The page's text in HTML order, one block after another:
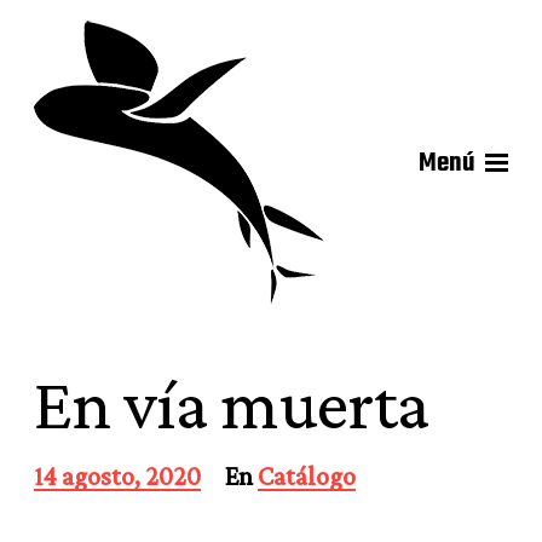
Menú
En vía muerta
F
e
14 agosto, 2020 EnCatálogo